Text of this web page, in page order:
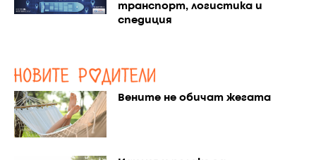
транспорт, логистика и
спедиция
Вените не обичат жегата